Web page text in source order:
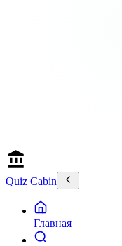
Quiz Cabin
Главная